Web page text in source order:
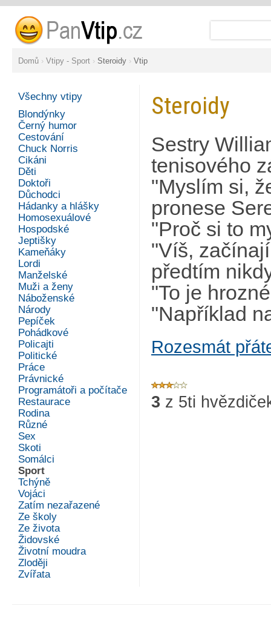
Domů › Vtipy - Sport › Steroidy › Vtip
Všechny vtipy
Blondýnky
Černý humor
Cestování
Chuck Norris
Cikáni
Děti
Doktoři
Důchodci
Hádanky a hlášky
Homosexuálové
Hospodské
Jeptišky
Kameňáky
Lordi
Manželské
Muži a ženy
Náboženské
Národy
Pepíček
Pohádkové
Policajti
Politické
Práce
Právnické
Programátoři a počítače
Restaurace
Rodina
Různé
Sex
Skoti
Somálci
Sport
Tchýně
Vojáci
Zatím nezařazené
Ze školy
Ze života
Židovské
Životní moudra
Zloději
Zvířata
Steroidy
Sestry
tenisového
"Myslím si,
pronese
"Proč si to
"Víš,
předtím
"To je
"Například
Rozesmát
3 z 5ti